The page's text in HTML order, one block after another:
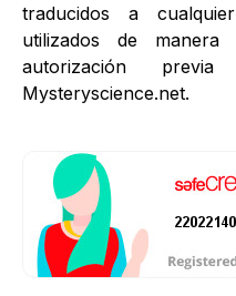
traducidos a
utilizados de
autorización
Mysteryscience.net.